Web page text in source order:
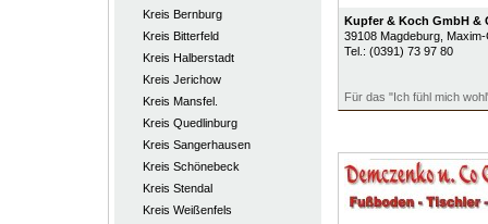
Kreis Bernburg
Kreis Bitterfeld
Kreis Halberstadt
Kreis Jerichow
Kreis Mansfel.
Kreis Quedlinburg
Kreis Sangerhausen
Kreis Schönebeck
Kreis Stendal
Kreis Weißenfels
Kupfer & Koch GmbH &
39108 Magdeburg,
Tel.: (0391) 73 97 80
Für das "Ich fühl mich